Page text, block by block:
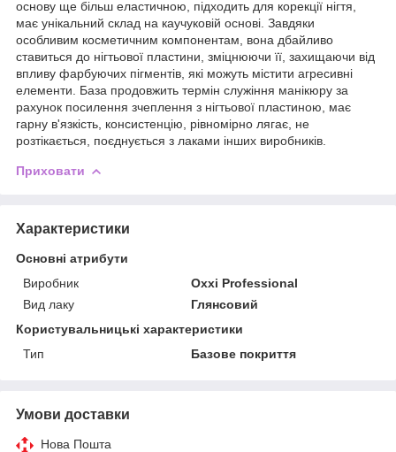
основу ще більш еластичною, підходить для корекції нігтя,
має унікальний склад на каучуковій основі. Завдяки
особливим косметичним компонентам, вона дбайливо
ставиться до нігтьової пластини, зміцнюючи її, захищаючи від
впливу фарбуючих пігментів, які можуть містити агресивні
елементи. База продовжить термін служіння манікюру за
рахунок посилення зчеплення з нігтьової пластиною, має
гарну в'язкість, консистенцію, рівномірно лягає, не
розтікається, поєднується з лаками інших виробників.
Приховати
Характеристики
Основні атрибути
Виробник
Oxxi Professional
Вид лаку
Глянсовий
Користувальницькі характеристики
Тип
Базове покриття
Умови доставки
Нова Пошта